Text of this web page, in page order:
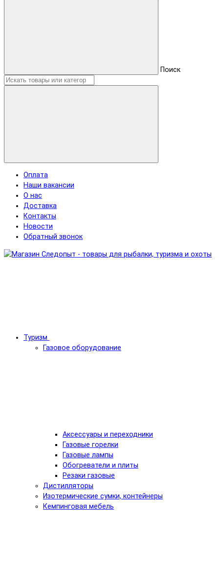
Поиск
Оплата
Наши вакансии
О нас
Доставка
Контакты
Новости
Обратный звонок
Туризм
Газовое оборудование
Аксессуары и переходники
Газовые горелки
Газовые лампы
Обогреватели и плиты
Резаки газовые
Дистилляторы
Изотермические сумки, контейнеры
Кемпинговая мебель